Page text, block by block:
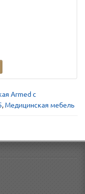
Armed с
, Медицинская мебель